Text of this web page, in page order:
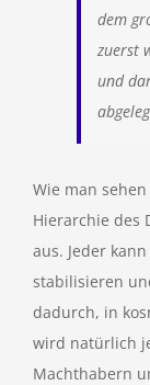
dem
zuerst
und
Wie man
Hierarchie des
aus. Jeder
stabilisieren
dadurch, in
wird natürlich
Machthabern